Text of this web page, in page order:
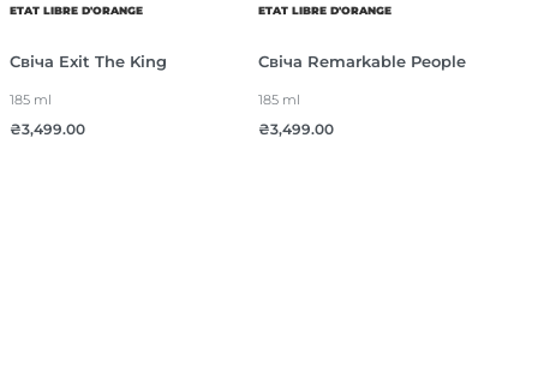
ETAT LIBRE D'ORANGE
Свіча Exit The King
185 ml
₴3,499.00
ETAT LIBRE D'ORANGE
Свіча Remarkable People
185 ml
₴3,499.00